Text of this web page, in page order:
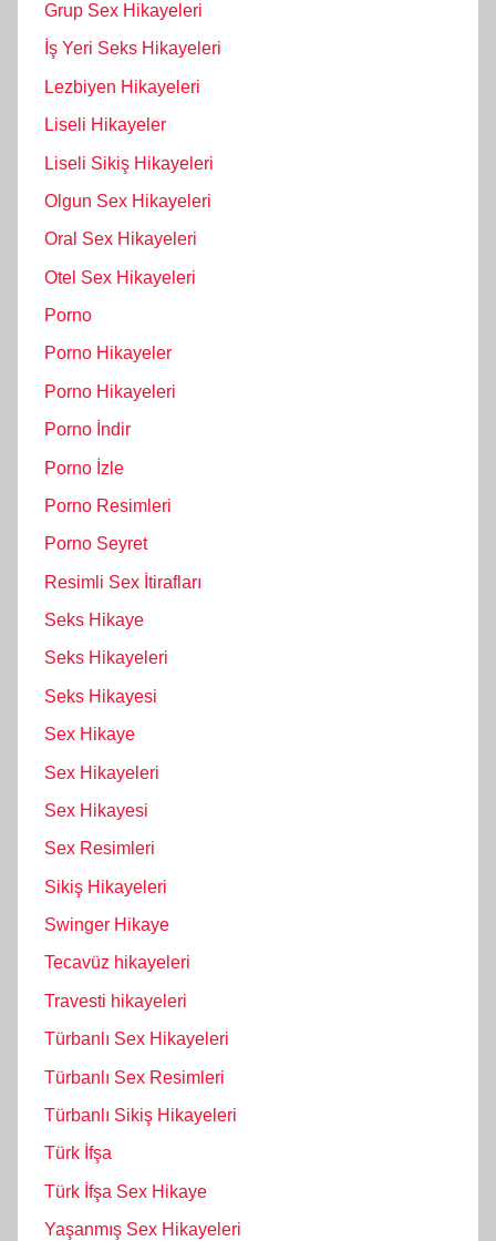
Grup Sex Hikayeleri
İş Yeri Seks Hikayeleri
Lezbiyen Hikayeleri
Liseli Hikayeler
Liseli Sikiş Hikayeleri
Olgun Sex Hikayeleri
Oral Sex Hikayeleri
Otel Sex Hikayeleri
Porno
Porno Hikayeler
Porno Hikayeleri
Porno İndir
Porno İzle
Porno Resimleri
Porno Seyret
Resimli Sex İtirafları
Seks Hikaye
Seks Hikayeleri
Seks Hikayesi
Sex Hikaye
Sex Hikayeleri
Sex Hikayesi
Sex Resimleri
Sikiş Hikayeleri
Swinger Hikaye
Tecavüz hikayeleri
Travesti hikayeleri
Türbanlı Sex Hikayeleri
Türbanlı Sex Resimleri
Türbanlı Sikiş Hikayeleri
Türk İfşa
Türk İfşa Sex Hikaye
Yaşanmış Sex Hikayeleri